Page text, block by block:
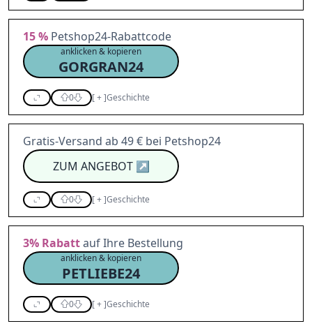
15 % Petshop24-Rabattcode
anklicken & kopieren
GORGRAN24
0 [+]Geschichte
Gratis-Versand ab 49 € bei Petshop24
ZUM ANGEBOT↗
0 [+]Geschichte
3% Rabattauf Ihre Bestellung
anklicken & kopieren
PETLIEBE24
0 [+]Geschichte